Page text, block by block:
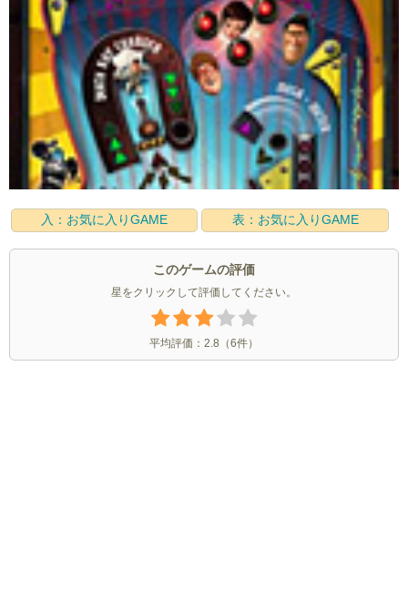
入：お気に入りGAME 表：お気に入りGAME
このゲームの評価
星をクリックして評価してください。
平均評価： 2.8 （6件）